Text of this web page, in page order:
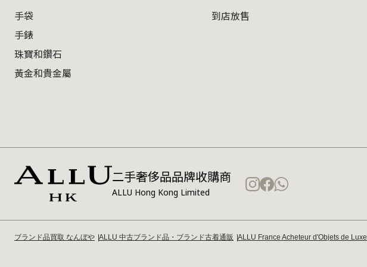
手袋
手錶
珠寶和鑽石
黃金和貴金屬
到店放售
二手奢侈品品牌收購商
ALLU Hong Kong Limited
ブランド品買取 なんぼや ALLU 中古ブランド品・ブランド古着通販 ALLU France Acheteur d'Objets de Luxe